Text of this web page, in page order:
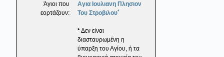
Άγιοι που
εορτάζουν:
Αγια Ιουλιανη Πλησιον
Του Στροβιλου*
*Δεν είναι
διασταυρωμένη η
ύπαρξη του Αγίου, ή τα